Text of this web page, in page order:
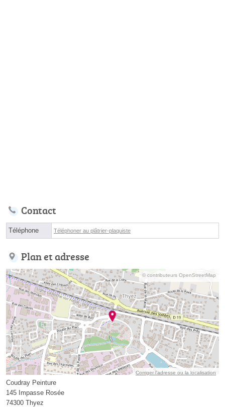
Contact
Téléphone Téléphoner au plâtrier-plaquiste
Plan et adresse
© contributeurs OpenStreetMap
Corriger l’adresse ou la localisation
Coudray Peinture
145 Impasse Rosée
74300 Thyez